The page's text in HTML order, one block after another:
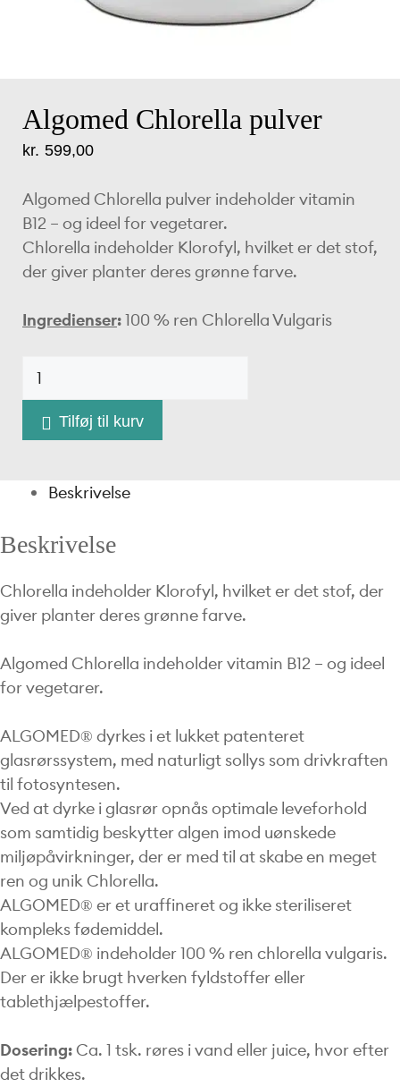
Algomed Chlorella pulver
kr. 599,00
Algomed Chlorella pulver indeholder vitamin
B12 – og ideel for vegetarer.
Chlorella indeholder Klorofyl, hvilket er det stof,
der giver planter deres grønne farve.
Ingredienser:100 % ren Chlorella Vulgaris
Algomed
pulver
antal
Tilføj til kurv
Beskrivelse
Beskrivelse
Chlorella indeholder Klorofyl, hvilket er det stof, der
giver planter deres grønne farve.
Algomed Chlorella indeholder vitamin B12 – og ideel
for vegetarer.
ALGOMED® dyrkes i et lukket patenteret
glasrørssystem, med naturligt sollys som drivkraften
til fotosyntesen.
Ved at dyrke i glasrør opnås optimale leveforhold
som samtidig beskytter algen imod uønskede
miljøpåvirkninger, der er med til at skabe en meget
ren og unik Chlorella.
ALGOMED® er et uraffineret og ikke steriliseret
kompleks fødemiddel.
ALGOMED® indeholder 100 % ren chlorella vulgaris.
Der er ikke brugt hverken fyldstoffer eller
tablethjælpestoffer.
Dosering:Ca. 1 tsk. røres i vand eller juice, hvor efter
det drikkes.